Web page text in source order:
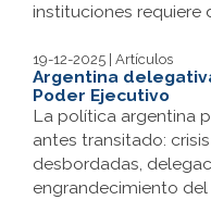
instituciones requiere
19-12-2025 | Artículos
Argentina
Poder Ejecutivo
La política argentina
antes transitado:
desbordadas,
engrandecimiento